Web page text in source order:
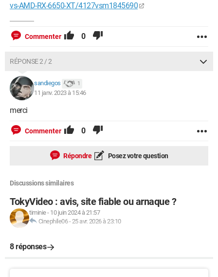
vs-AMD-RX-6650-XT/4127vsm1845690
Commenter 0
RÉPONSE 2 / 2
sandiegos 1
11 janv. 2023 à 15:46
merci
Commenter 0
Répondre Posez votre question
Discussions similaires
TokyVideo : avis, site fiable ou arnaque ?
timinie- 10 juin 2024 à 21:57
Cinephile06-25 avr. 2026 à 23:10
8 réponses